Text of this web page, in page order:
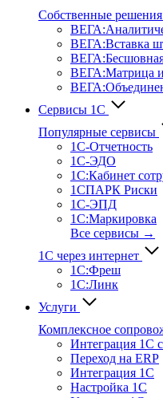
Собственные решения
ВЕГА:Вставка
ВЕГА:Матрица
Сервисы 1С
Популярные сервисы
1С-Отчет­ность
1С-ЭДО
1С:Кабинет
1СПАРК Риски
1С-ЭПД
1С:Маркировка
Все сервисы →
1С через интернет
1С:Фреш
1С:Линк
Услуги
Комплексное
Интеграция 1С
Переход на ERP
Интеграция 1С
Настройка 1С